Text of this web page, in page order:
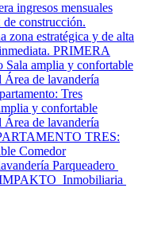
ingresos mensuales
construcción.
zona estratégica y de alta
PRIMERA
amplia y confortable
de lavandería
Tres
y confortable
de lavandería
TRES:
Comedor
Parqueadero
Inmobiliaria